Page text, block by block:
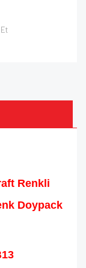
Renkli
Doypack